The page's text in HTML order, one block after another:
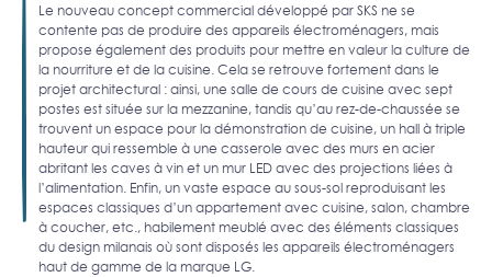
Le nouveau concept commercial développé par SKS ne se
contente pas de produire des appareils électroménagers, mais
propose également des produits pour mettre en valeur la culture de
la nourriture et de la cuisine. Cela se retrouve fortement dans le
projet architectural : ainsi, une salle de cours de cuisine avec sept
postes est située sur la mezzanine, tandis qu’au rez-de-chaussée se
trouvent un espace pour la démonstration de cuisine, un hall à triple
hauteur qui ressemble à une casserole avec des murs en acier
abritant les caves à vin et un mur LED avec des projections liées à
l’alimentation. Enfin, un vaste espace au sous-sol reproduisant les
espaces classiques d’un appartement avec cuisine, salon, chambre
à coucher, etc., habilement meublé avec des éléments classiques
du design milanais où sont disposés les appareils électroménagers
haut de gamme de la marque LG.